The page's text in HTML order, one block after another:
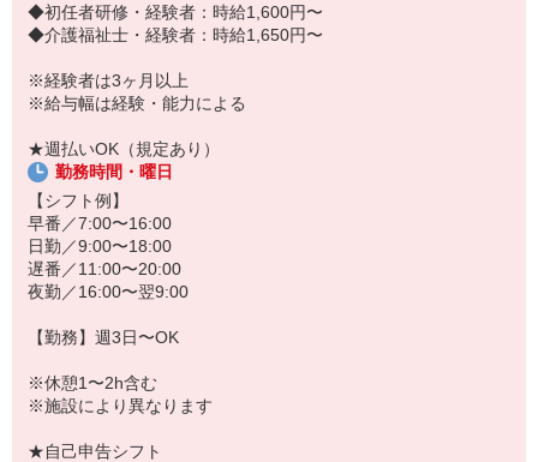
中！
「すぐに働けるところはないかな…」
「しっかり稼げるアルバイトを探してる。」
◆初任者研修・経験者：時給1,600円〜
◆介護福祉士・経験者：時給1,650円〜
※経験者は3ヶ月以上
※給与幅は経験・能力による
★週払いOK（規定あり）
勤務時間・曜日
【シフト例】
早番／7:00〜16:00
日勤／9:00〜18:00
遅番／11:00〜20:00
夜勤／16:00〜翌9:00
【勤務】週3日〜OK
※休憩1〜2h含む
※施設により異なります
★自己申告シフト